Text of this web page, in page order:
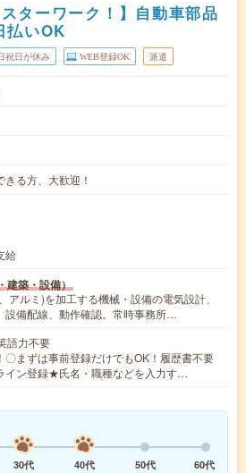
ターワーク！】自動車部品
払いOK
祝日が休み WEB登録OK 派遣
る方、大歓迎！
給
建築・設備）
アルミ)を加工する機械・設備の電気設計、
設備配線、動作確認。常時事務所…
語力不要
まずは事前登録だけでもOK！履歴書不要
イン登録★氏名・職種などを入力す…
30代 40代 50代 60代